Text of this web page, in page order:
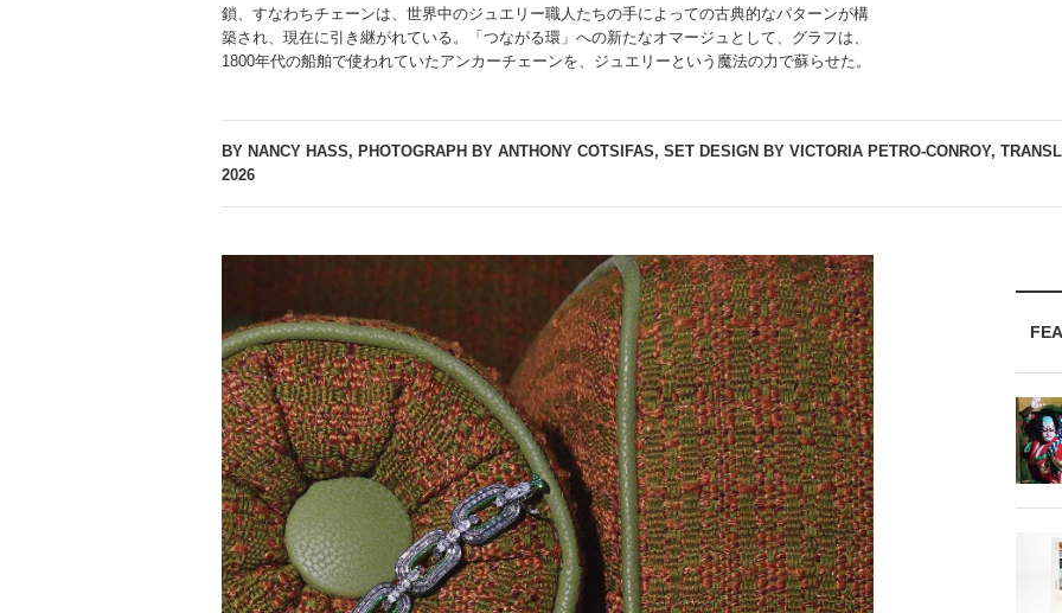
鎖、すなわちチェーンは、世界中のジュエリー職人たちの手によっての古典的なパターンが構
築され、現在に引き継がれている。「つながる環」への新たなオマージュとして、グラフは、
1800年代の船舶で使われていたアンカーチェーンを、ジュエリーという魔法の力で蘇らせた。
BY NANCY HASS, PHOTOGRAPH BY ANTHONY COTSIFAS, SET DESIGN BY VICTORIA PETRO-CONROY,
2026